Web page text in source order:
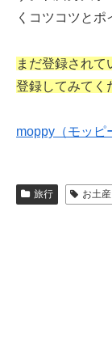
くコツコツとポ
まだ登録されて
登録してみてく
moppy（モッピ
旅行 お土産